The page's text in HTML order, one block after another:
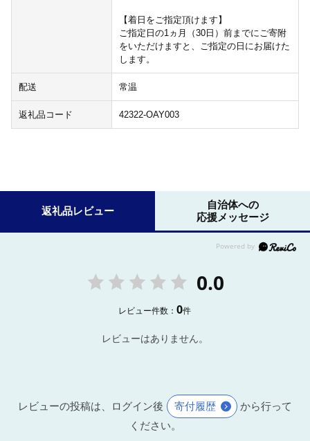
【着日をご指定頂けます】
ご指定日の1ヵ月（30日）前までにご寄附
をいただけますと、ご指定の日にお届けた
します。
配送 常温
返礼品コード 42322-OAY003
返礼品レビュー
自治体への
応援メッセージ
0.0
レビュー件数：0件
レビューはありません。
レビューの投稿は、ログイン後 寄付履歴
から行って
ください。